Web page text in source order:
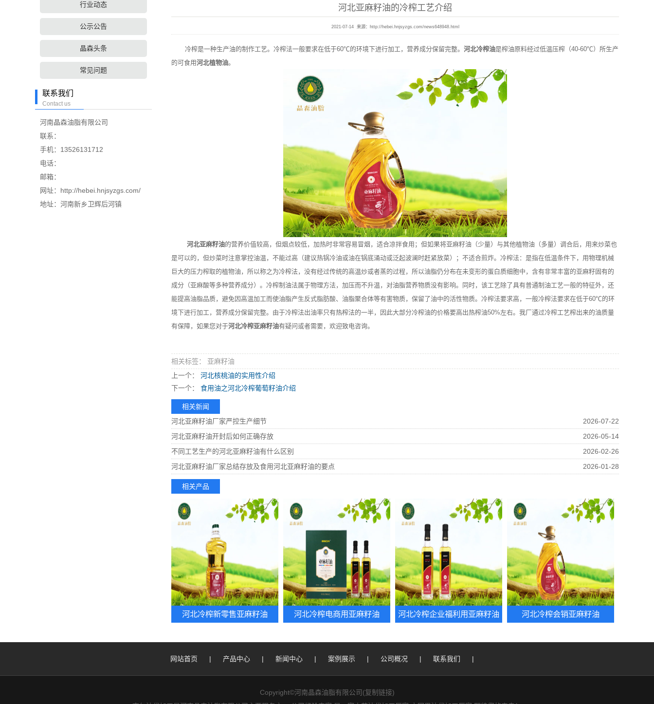
行业动态
公示公告
晶森头条
常见问题
联系我们
Contact us
河南晶森油脂有限公司
联系：
手机：13526131712
电话：
邮箱：
网址：http://hebei.hnjsyzgs.com/
地址：河南新乡卫辉后河镇
河北亚麻籽油的冷榨工艺介绍
2021-07-14 来源： http://hebei.hnjsyzgs.com/news648948.html
冷榨是一种生产油的制作工艺。冷榨法一般要求在低于60℃的环境下进行加工，营养成分保留完整。 河北冷榨油是榨油原料经过低温压榨（40-60℃）所生产
的可食用河北植物油。
河北亚麻籽油的营养价值较高，但烟点较低，加热时非常容易冒烟，适合凉拌食用；但如果将亚麻籽油（少量）与其他植物油（多量）调合后，用来炒菜也
是可以的，但炒菜时注意掌控油温，不能过高（建议热锅冷油或油在锅底涌动或泛起波澜时赶紧放菜）；不适合煎炸。冷榨法：是指在低温条件下，用物理机械
巨大的压力榨取的植物油，所以称之为冷榨法，没有经过传统的高温炒或者蒸的过程，所以油脂仍分布在未变形的蛋白质细胞中，含有非常丰富的亚麻籽固有的
成分（亚麻酸等多种营养成分）。冷榨制油法属于物理方法，加压而不升温，对油脂营养物质没有影响。同时，该工艺除了具有普通制油工艺一般的特征外，还
能提高油脂品质，避免因高温加工而使油脂产生反式脂肪酸、油脂聚合体等有害物质，保留了油中的活性物质。冷榨法要求高，一般冷榨法要求在低于60℃的环
境下进行加工，营养成分保留完整。由于冷榨法出油率只有热榨法的一半，因此大部分冷榨油的价格要高出热榨油50%左右。我厂通过冷榨工艺榨出来的油质量
有保障，如果您对于河北冷榨亚麻籽油有疑问或者需要，欢迎致电咨询。
相关标签： 亚麻籽油
上一个：
河北核桃油的实用性介绍
下一个：
食用油之河北冷榨葡萄籽油介绍
相关新闻
河北亚麻籽油厂家严控生产细节
2026-07-22
河北亚麻籽油开封后如何正确存放
2026-05-14
不同工艺生产的河北亚麻籽油有什么区别
2026-02-26
河北亚麻籽油厂家总结存放及食用河北亚麻籽油的要点
2026-01-28
相关产品
河北冷榨新零售亚麻籽油 河北冷榨电商用亚麻籽油 河北冷榨企业福利用亚麻籽油 河北冷榨会销亚麻籽油
网站首页 | 产品中心 | 新闻中心 | 案例展示 | 公司概况 | 联系我们 |
Copyright©河南晶森油脂有限公司(复制链接)